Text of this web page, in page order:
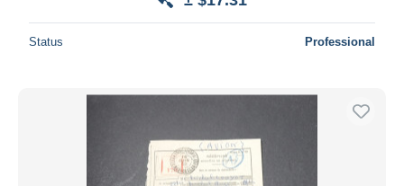
Status Professional